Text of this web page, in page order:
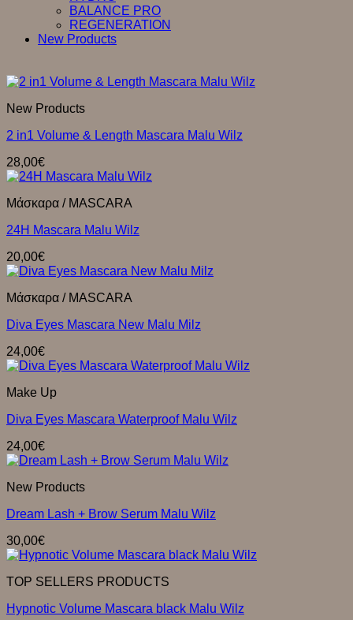
BALANCE PRO
REGENERATION
New Products
New Products
2 in1 Volume & Length Mascara Malu Wilz
28,00€
Μάσκαρα / MASCARA
24H Mascara Malu Wilz
20,00€
Μάσκαρα / MASCARA
Diva Eyes Mascara New Μalu Μilz
24,00€
Make Up
Diva Eyes Mascara Waterproof Malu Wilz
24,00€
New Products
Dream Lash + Brow Serum Malu Wilz
30,00€
TOP SELLERS PRODUCTS
Hypnotic Volume Mascara black Malu Wilz